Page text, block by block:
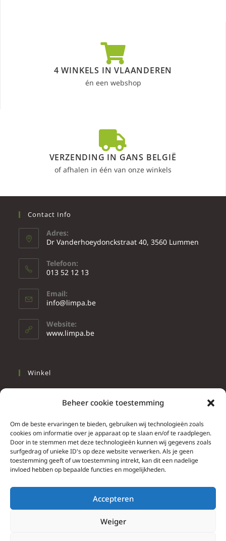
Beheer cookie toestemming
Om de beste ervaringen te bieden, gebruiken wij technologieën zoals
cookies om informatie over je apparaat op te slaan en/of te raadplegen.
Door in te stemmen met deze technologieën kunnen wij gegevens zoals
surfgedrag of unieke ID's op deze website verwerken. Als je geen
toestemming geeft of uw toestemming intrekt, kan dit een nadelige
invloed hebben op bepaalde functies en mogelijkheden.
Accepteren
Weiger
4 WINKELS IN VLAANDEREN
én een webshop
VERZENDING IN GANS BELGIË
of afhalen in één van onze winkels
Contact Info
Adres:
Dr Vanderhoeydonckstraat 40, 3560 Lummen
Telefoon:
013 52 12 13
Email:
info@limpa.be
Website:
www.limpa.be
Winkel
Wonen
Info
Contacteer ons